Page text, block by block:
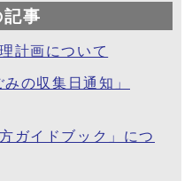
記事
計画について
の収集日通知」
ガイドブック」につ